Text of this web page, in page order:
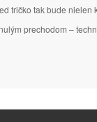
tričko tak bude nielen
prechodom –